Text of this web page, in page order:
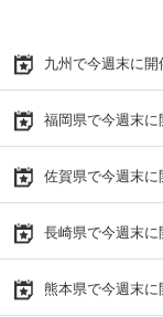
九州で今週末に
福岡県で今週末
佐賀県で今週末
長崎県で今週末
熊本県で今週末